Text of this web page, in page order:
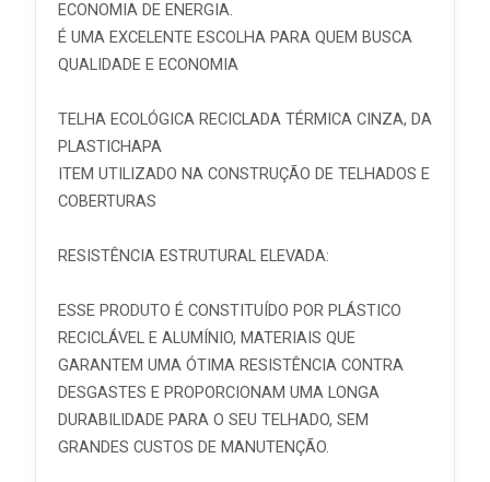
ECONOMIA DE ENERGIA.
É UMA EXCELENTE ESCOLHA PARA QUEM BUSCA
QUALIDADE E ECONOMIA
TELHA ECOLÓGICA RECICLADA TÉRMICA CINZA, DA
PLASTICHAPA
ITEM UTILIZADO NA CONSTRUÇÃO DE TELHADOS E
COBERTURAS
RESISTÊNCIA ESTRUTURAL ELEVADA:
ESSE PRODUTO É CONSTITUÍDO POR PLÁSTICO
RECICLÁVEL E ALUMÍNIO, MATERIAIS QUE
GARANTEM UMA ÓTIMA RESISTÊNCIA CONTRA
DESGASTES E PROPORCIONAM UMA LONGA
DURABILIDADE PARA O SEU TELHADO, SEM
GRANDES CUSTOS DE MANUTENÇÃO.